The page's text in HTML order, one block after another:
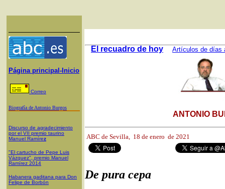
Página principal-Inicio
Correo
Biografía de Antonio Burgos
Discurso de agradecimiento
por el VII premio taurino
Manuel Ramírez
"El cartucho de Pepe Luis
Vázquez", premio Manuel
Ramírez 2014
Habanera gaditana para Don
Felipe de Borbón
El recuadro de hoy Artículos de días
ANTONIO
ABC de Sevilla, 18 de enero de 2021
De pura cepa